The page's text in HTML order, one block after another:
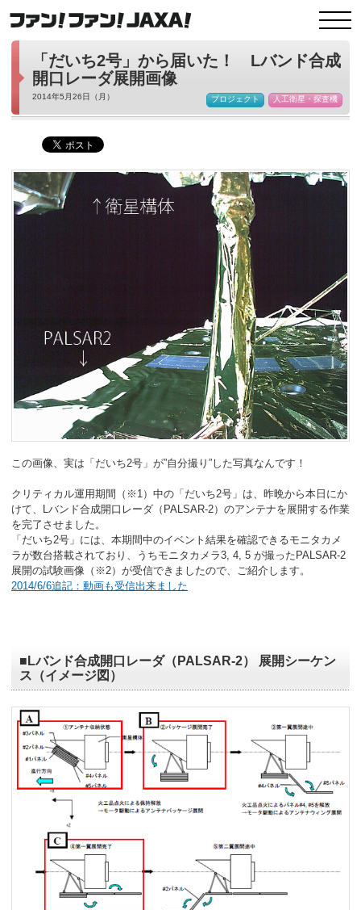
「だいち2号」から届いた！ Lバンド合成
開口レーダ展開画像
2014年5月26日（月） プロジェクト 人工衛星・探査機
この画像、実は「だいち2号」が”自分撮り”した写真なんです！
クリティカル運用期間（※1）中の「だいち2号」は、昨晩から本日にか
けて、Lバンド合成開口レーダ（PALSAR-2）のアンテナを展開する作業
を完了させました。
「だいち2号」には、本期間中のイベント結果を確認できるモニタカメ
ラが数台搭載されており、うちモニタカメラ3, 4, 5 が撮ったPALSAR-2
展開の試験画像（※2）が受信できましたので、ご紹介します。
2014/6/6追記：動画も受信出来ました
■Lバンド合成開口レーダ（PALSAR-2） 展開シーケン
ス（イメージ図）